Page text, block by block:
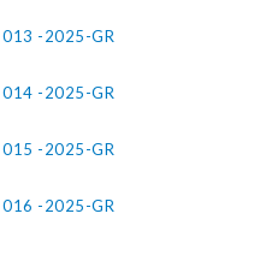
013 -2025-GR
014 -2025-GR
015 -2025-GR
016 -2025-GR